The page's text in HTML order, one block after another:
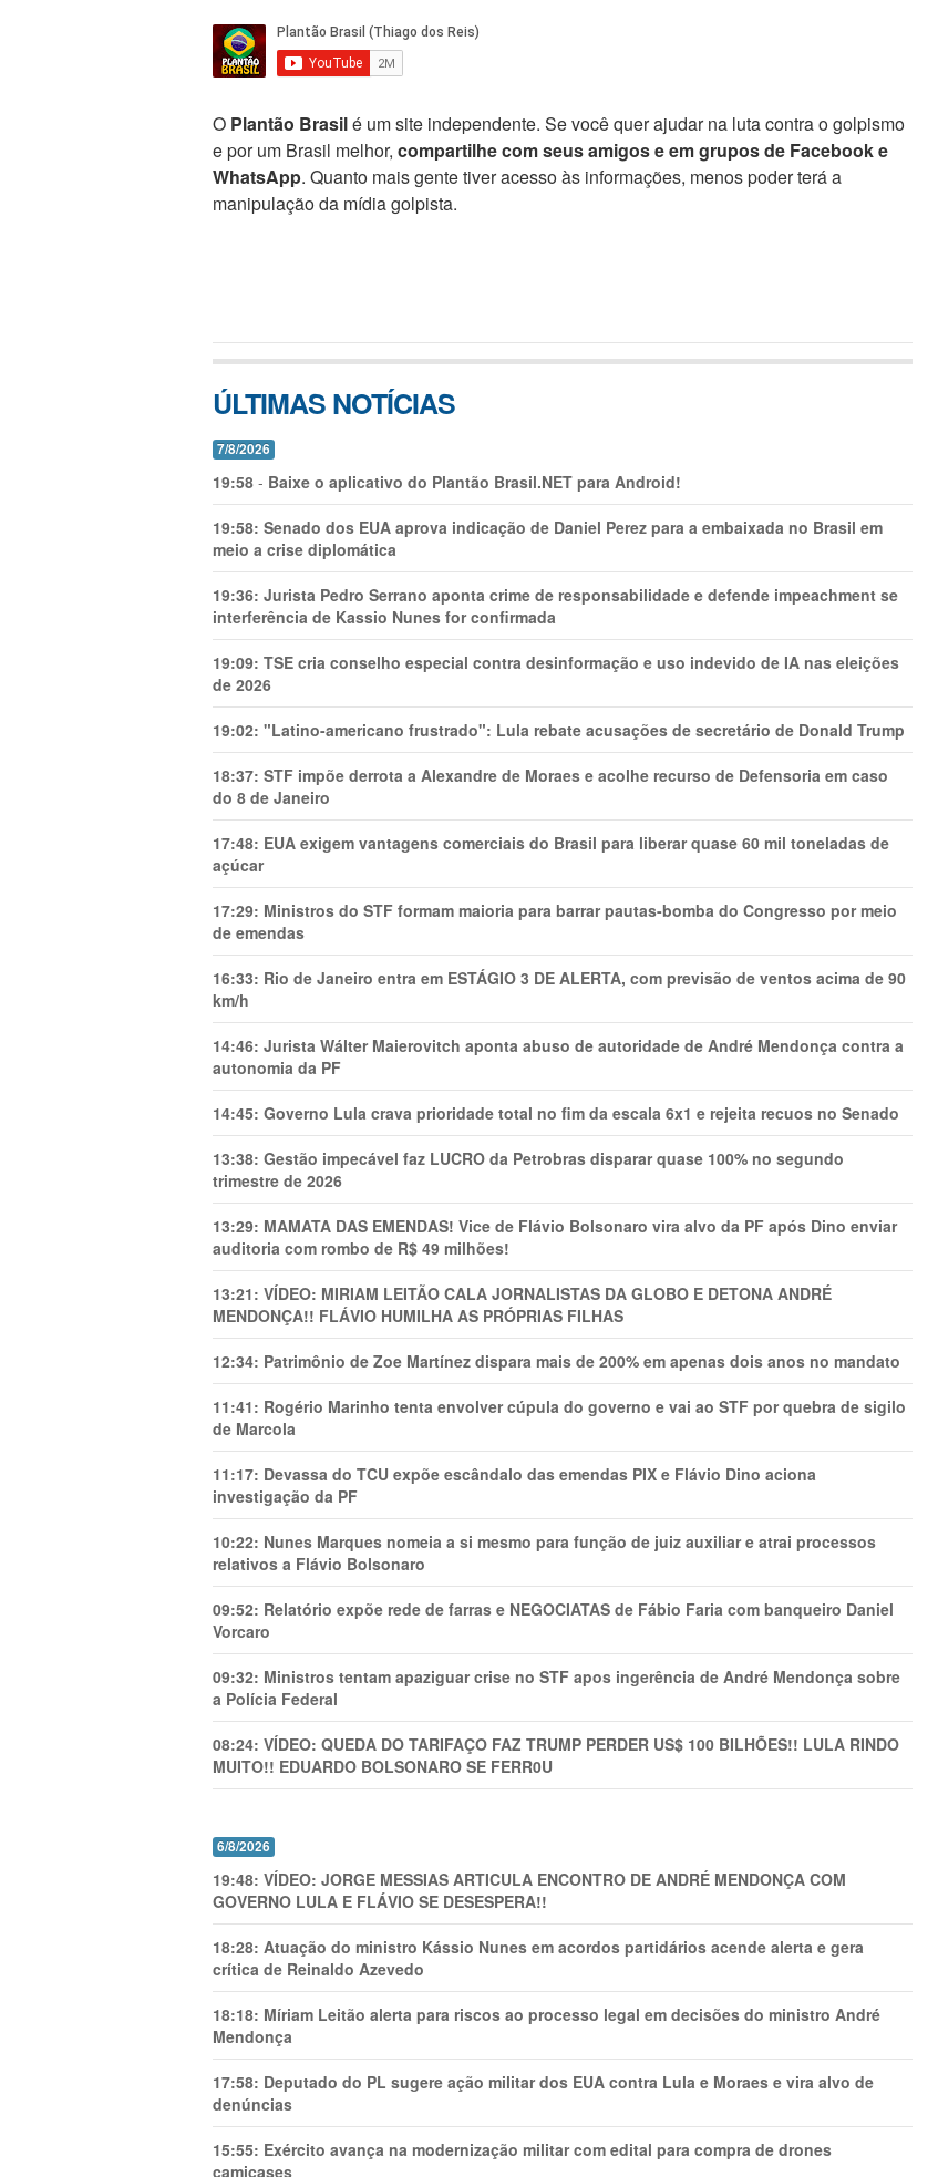
O Plantão Brasilé um site independente. Se você quer ajudar na luta contra o golpismo
e por um Brasil melhor, compartilhe com seus amigos e em grupos de Facebook e
WhatsApp. Quanto mais gente tiver acesso às informações, menos poder terá a
manipulação da mídia golpista.
ÚLTIMAS NOTÍCIAS
7/8/2026
19:58 - Baixe o aplicativo do Plantão Brasil.NET para Android!
19:58: Senado dos EUA aprova indicação de Daniel Perez para a embaixada no Brasil em
meio a crise diplomática
19:36: Jurista Pedro Serrano aponta crime de responsabilidade e defende impeachment se
interferência de Kassio Nunes for confirmada
19:09: TSE cria conselho especial contra desinformação e uso indevido de IA nas eleições
de 2026
19:02: "Latino-americano frustrado": Lula rebate acusações de secretário de Donald Trump
18:37: STF impõe derrota a Alexandre de Moraes e acolhe recurso de Defensoria em caso
do 8 de Janeiro
17:48: EUA exigem vantagens comerciais do Brasil para liberar quase 60 mil toneladas de
açúcar
17:29: Ministros do STF formam maioria para barrar pautas-bomba do Congresso por meio
de emendas
16:33: Rio de Janeiro entra em ESTÁGIO 3 DE ALERTA, com previsão de ventos acima de 90
km/h
14:46: Jurista Wálter Maierovitch aponta abuso de autoridade de André Mendonça contra a
autonomia da PF
14:45: Governo Lula crava prioridade total no fim da escala 6x1 e rejeita recuos no Senado
13:38: Gestão impecável faz LUCRO da Petrobras disparar quase 100% no segundo
trimestre de 2026
13:29: MAMATA DAS EMENDAS! Vice de Flávio Bolsonaro vira alvo da PF após Dino enviar
auditoria com rombo de R$ 49 milhões!
13:21: VÍDEO: MIRIAM LEITÃO CALA JORNALISTAS DA GLOBO E DETONA ANDRÉ
MENDONÇA!! FLÁVIO HUMILHA AS PRÓPRIAS FILHAS
12:34: Patrimônio de Zoe Martínez dispara mais de 200% em apenas dois anos no mandato
11:41: Rogério Marinho tenta envolver cúpula do governo e vai ao STF por quebra de sigilo
de Marcola
11:17: Devassa do TCU expõe escândalo das emendas PIX e Flávio Dino aciona
investigação da PF
10:22: Nunes Marques nomeia a si mesmo para função de juiz auxiliar e atrai processos
relativos a Flávio Bolsonaro
09:52: Relatório expõe rede de farras e NEGOCIATAS de Fábio Faria com banqueiro Daniel
Vorcaro
09:32: Ministros tentam apaziguar crise no STF apos ingerência de André Mendonça sobre
a Polícia Federal
08:24: VÍDEO: QUEDA DO TARIFAÇO FAZ TRUMP PERDER US$ 100 BILHÕES!! LULA RINDO
MUITO!! EDUARDO BOLSONARO SE FERR0U
6/8/2026
19:48: VÍDEO: JORGE MESSIAS ARTICULA ENCONTRO DE ANDRÉ MENDONÇA COM
GOVERNO LULA E FLÁVIO SE DESESPERA!!
18:28: Atuação do ministro Kássio Nunes em acordos partidários acende alerta e gera
crítica de Reinaldo Azevedo
18:18: Míriam Leitão alerta para riscos ao processo legal em decisões do ministro André
Mendonça
17:58: Deputado do PL sugere ação militar dos EUA contra Lula e Moraes e vira alvo de
denúncias
15:55: Exército avança na modernização militar com edital para compra de drones
camicases